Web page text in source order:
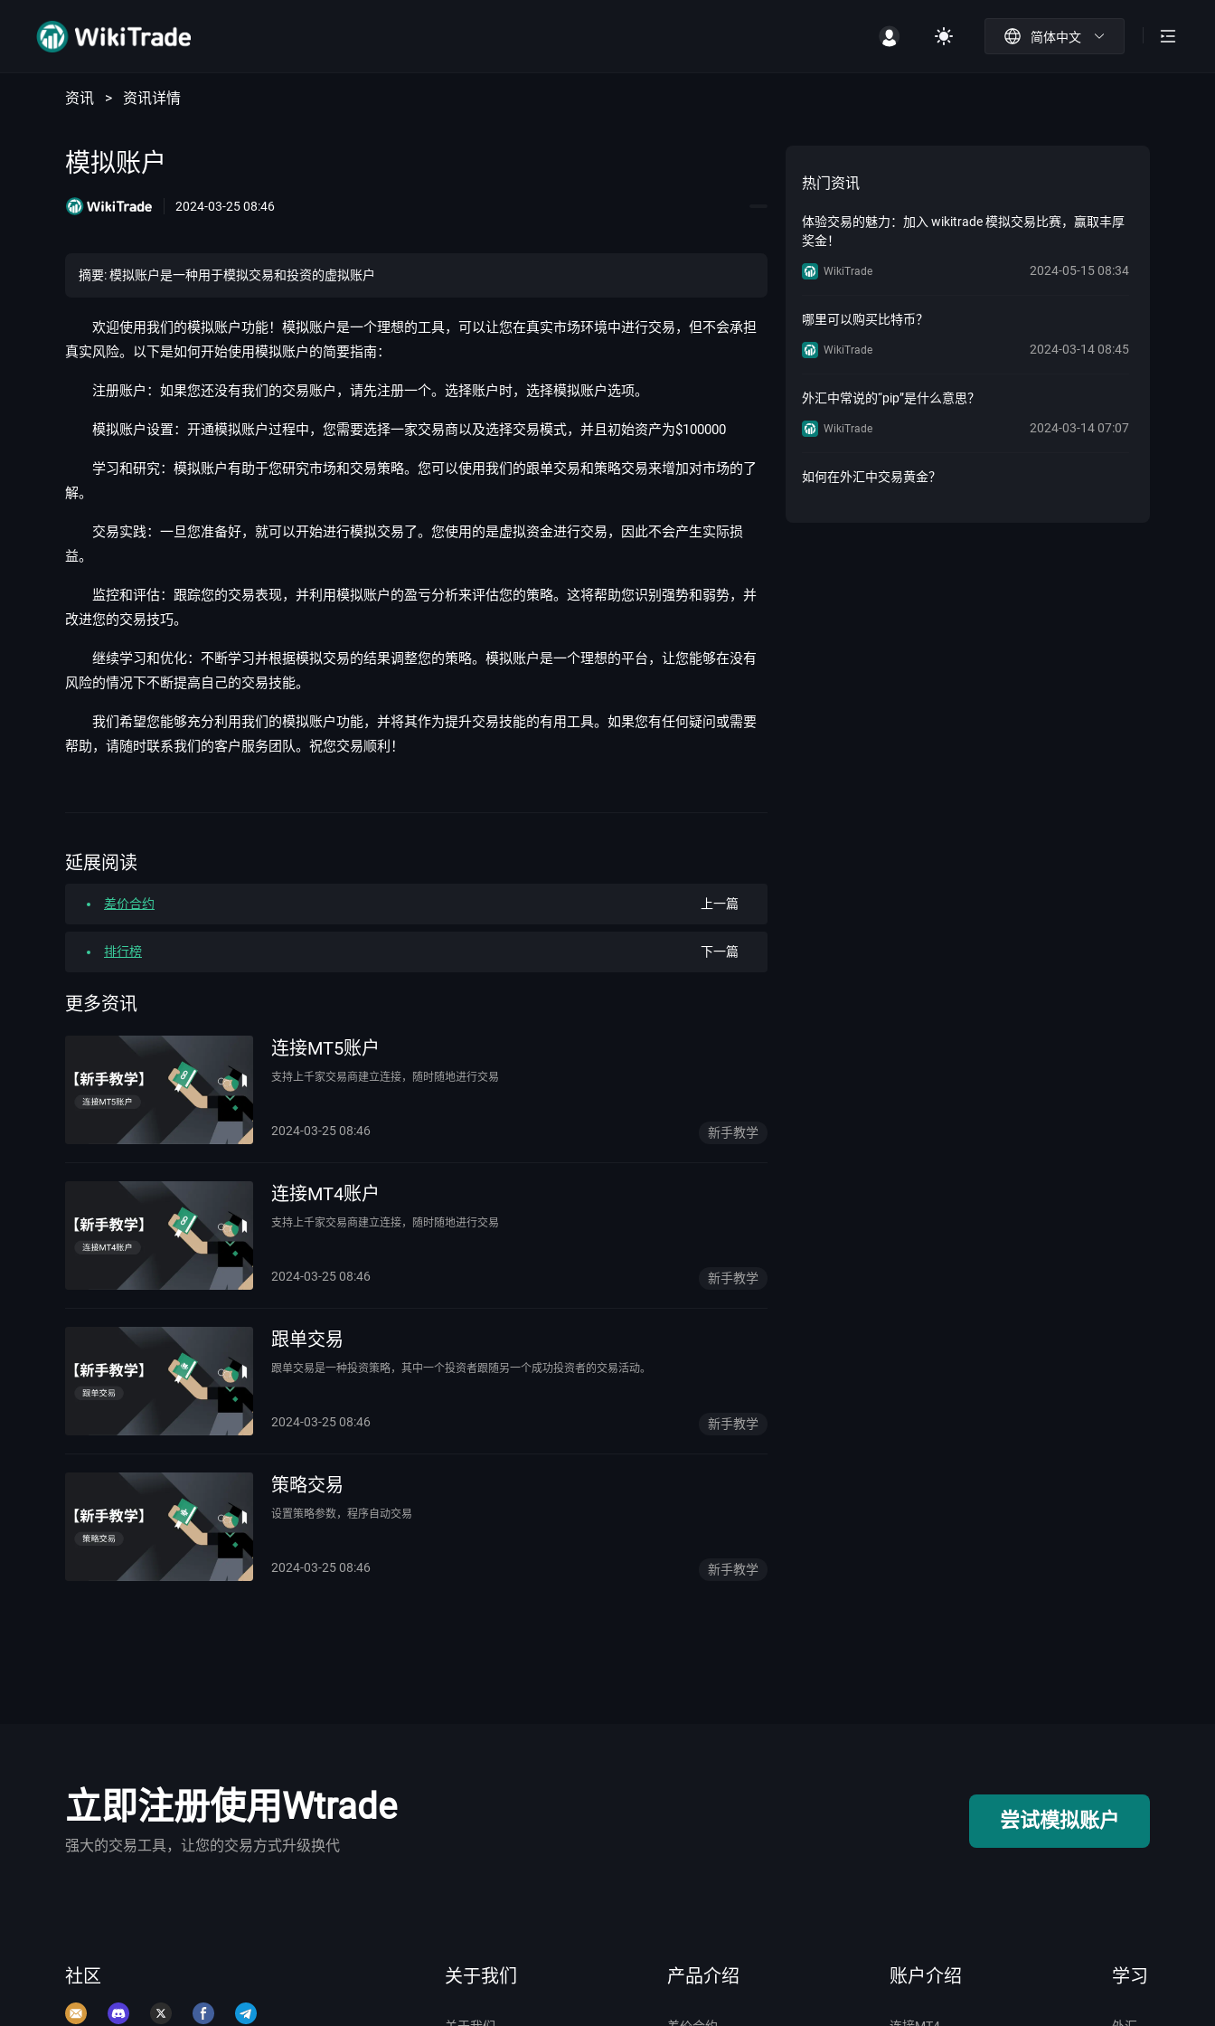
简体中文
资讯 > 资讯详情
模拟账户
2024-03-25 08:46
摘要: 模拟账户是一种用于模拟交易和投资的虚拟账户
欢迎使用我们的模拟账户功能！模拟账户是一个理想的工具，可以让您在真实市场环境中进行交易，但不会承担
真实风险。以下是如何开始使用模拟账户的简要指南：
注册账户：如果您还没有我们的交易账户，请先注册一个。选择账户时，选择模拟账户选项。
模拟账户设置：开通模拟账户过程中，您需要选择一家交易商以及选择交易模式，并且初始资产为$100000
学习和研究：模拟账户有助于您研究市场和交易策略。您可以使用我们的跟单交易和策略交易来增加对市场的了
解。
交易实践：一旦您准备好，就可以开始进行模拟交易了。您使用的是虚拟资金进行交易，因此不会产生实际损
益。
监控和评估：跟踪您的交易表现，并利用模拟账户的盈亏分析来评估您的策略。这将帮助您识别强势和弱势，并
改进您的交易技巧。
继续学习和优化：不断学习并根据模拟交易的结果调整您的策略。模拟账户是一个理想的平台，让您能够在没有
风险的情况下不断提高自己的交易技能。
我们希望您能够充分利用我们的模拟账户功能，并将其作为提升交易技能的有用工具。如果您有任何疑问或需要
帮助，请随时联系我们的客户服务团队。祝您交易顺利！
延展阅读
差价合约 上一篇
排行榜 下一篇
更多资讯
连接MT5账户
支持上千家交易商建立连接，随时随地进行交易
2024-03-25 08:46 新手教学
连接MT4账户
支持上千家交易商建立连接，随时随地进行交易
2024-03-25 08:46 新手教学
跟单交易
跟单交易是一种投资策略，其中一个投资者跟随另一个成功投资者的交易活动。
2024-03-25 08:46 新手教学
策略交易
设置策略参数，程序自动交易
2024-03-25 08:46 新手教学
热门资讯
体验交易的魅力：加入 wikitrade 模拟交易比赛，赢取丰厚
奖金！
WikiTrade 2024-05-15 08:34
哪里可以购买比特币？
WikiTrade 2024-03-14 08:45
外汇中常说的“pip”是什么意思？
WikiTrade 2024-03-14 07:07
如何在外汇中交易黄金？
立即注册使用Wtrade
强大的交易工具，让您的交易方式升级换代
尝试模拟账户
社区 关于我们 产品介绍 账户介绍 学习